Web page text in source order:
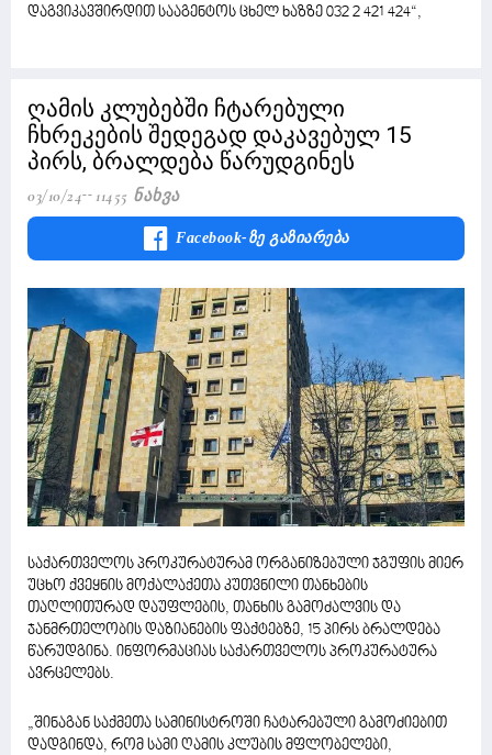
დაგვიკავშირდით სააგენტოს ცხელ ხაზზე 032 2 421 424“,
ღამის კლუბებში ჩტარებული
ჩხრეკების შედეგად დაკავებულ 15
პირს, ბრალდება წარუდგინეს
03/10/24 11455 Ნახვა
Facebook-Ზე Გაზიარება
საქართველოს პროკურატურამ ორგანიზებული ჯგუფის მიერ
უცხო ქვეყნის მოქალაქეთა კუთვნილი თანხების
თაღლითურად დაუფლების, თანხის გამოძალვის და
ჯანმრთელობის დაზიანების ფაქტებზე, 15 პირს ბრალდება
წარუდგინა. ინფორმაციას საქართველოს პროკურატურა
ავრცელებს.
„შინაგან საქმეთა სამინისტროში ჩატარებული გამოძიებით
დადგინდა, რომ სამი ღამის კლუბის მფლობელები,